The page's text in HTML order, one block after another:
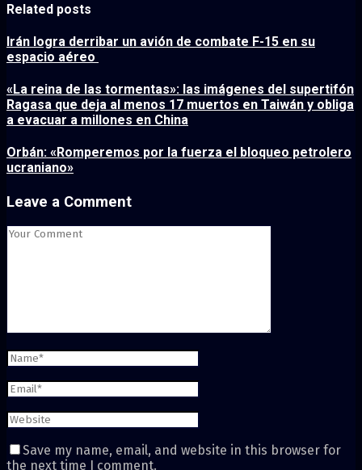
Related posts
Irán logra derribar un avión de combate F-15 en su
espacio aéreo
«La reina de las tormentas»: las imágenes del supertifón
Ragasa que deja al menos 17 muertos en Taiwán y obliga
a evacuar a millones en China
Orbán: «Romperemos por la fuerza el bloqueo petrolero
ucraniano»
Leave a Comment
Save my name, email, and website in this browser for
the next time I comment.